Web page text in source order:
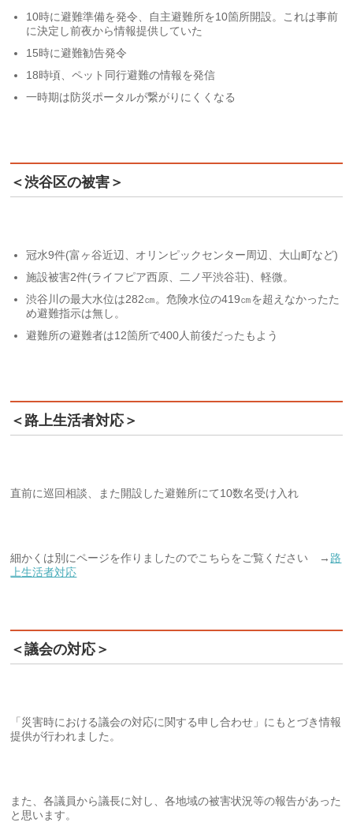
10時に避難準備を発令、自主避難所を10箇所開設。これは事前
に決定し前夜から情報提供していた
15時に避難勧告発令
18時頃、ペット同行避難の情報を発信
一時期は防災ポータルが繋がりにくくなる
＜渋谷区の被害＞
冠水9件(富ヶ谷近辺、オリンピックセンター周辺、大山町など)
施設被害2件(ライフピア西原、二ノ平渋谷荘)、軽微。
渋谷川の最大水位は282㎝。危険水位の419㎝を超えなかったた
め避難指示は無し。
避難所の避難者は12箇所で400人前後だったもよう
＜路上生活者対応＞
直前に巡回相談、また開設した避難所にて10数名受け入れ
細かくは別にページを作りましたのでこちらをご覧ください → 路
上生活者対応
＜議会の対応＞
「災害時における議会の対応に関する申し合わせ」にもとづき情報
提供が行われました。
また、各議員から議長に対し、各地域の被害状況等の報告があった
と思います。